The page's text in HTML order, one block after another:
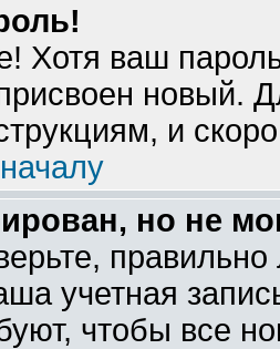
Хотя ваш
новый.
и
но не
учетная
чтобы все